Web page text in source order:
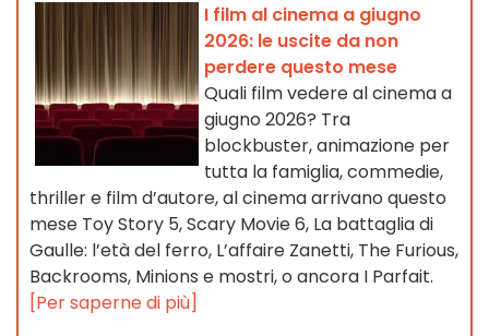
I film al cinema a giugno
2026: le uscite da non
perdere questo mese
Quali film vedere al cinema a
giugno 2026? Tra
blockbuster, animazione per
tutta la famiglia, commedie,
thriller e film d’autore, al cinema arrivano questo
mese Toy Story 5, Scary Movie 6, La battaglia di
Gaulle: l’età del ferro, L’affaire Zanetti, The Furious,
Backrooms, Minions e mostri, o ancora I Parfait.
[Per saperne di più]